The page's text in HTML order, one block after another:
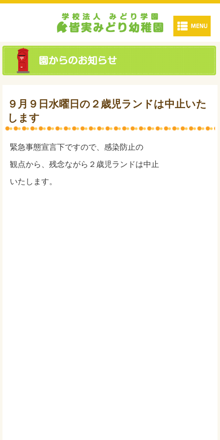
９月９日水曜日の２歳児ランドは中止いた
します
緊急事態宣言下ですので、感染防止の
観点から、残念ながら２歳児ランドは中止
いたします。